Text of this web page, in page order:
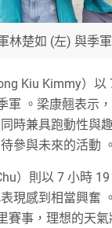
林楚如 (左) 與季
Kiu Kimmy）以
軍 。 梁康翹表示
時兼具跑動性與
參與未來的活動 。
）則以 7 小時
現感到相當興奮
賽事，理想的天